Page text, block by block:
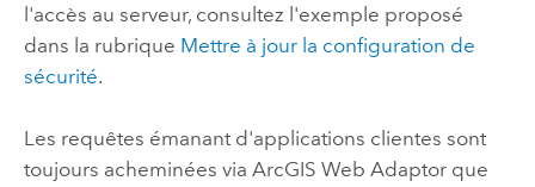
l'accès au serveur, consultez l'exemple proposé
dans la rubrique Mettre à jour la configuration de
sécurité.
Les requêtes émanant d'applications clientes sont
toujours acheminées via ArcGIS Web Adaptorque